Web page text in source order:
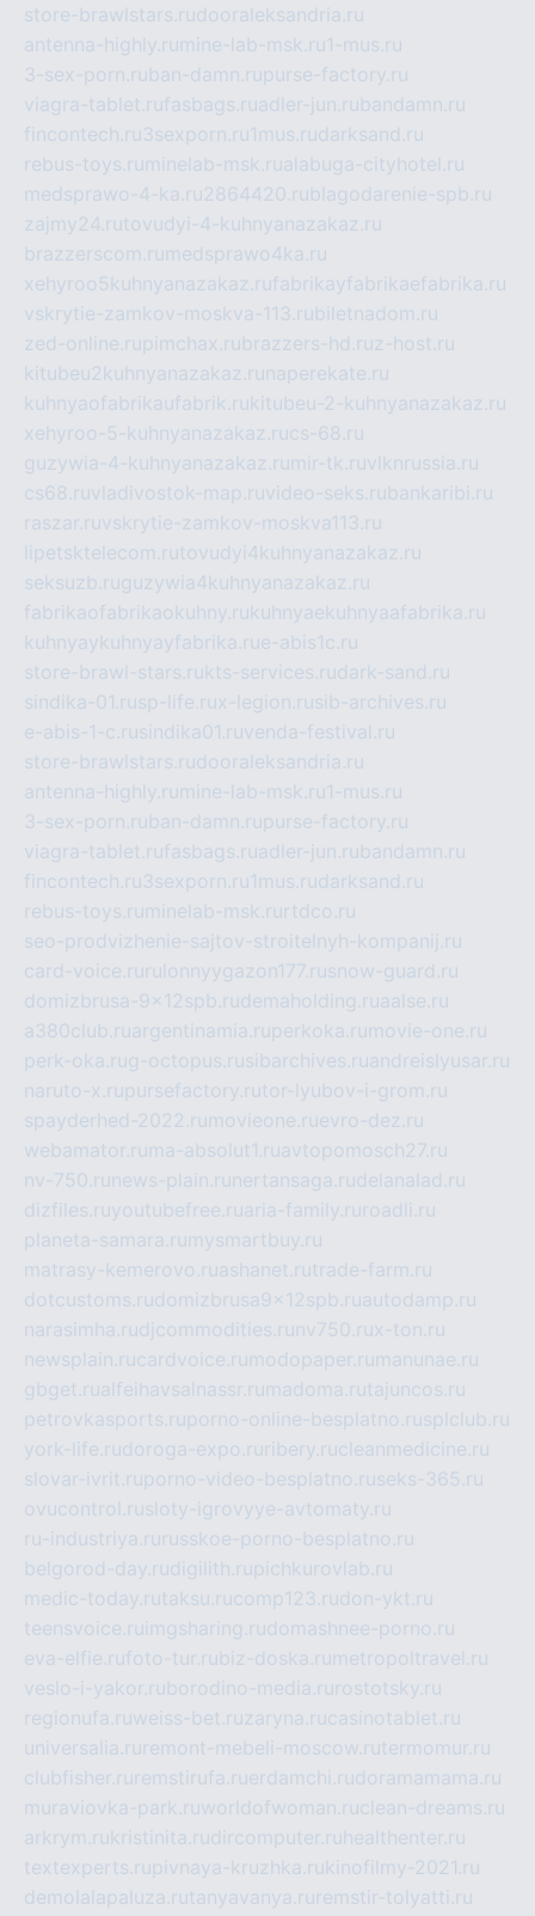
store-brawlstars.rudooraleksandria.ru
antenna-highly.ru mine-lab-msk.ru1-mus.ru
3-sex-porn.ruban-damn.rupurse-factory.ru
viagra-tablet.rufasbags.ruadler-jun.rubandamn.ru
fincontech.ru3sexporn.ru1mus.rudarksand.ru
rebus-toys.ru minelab-msk.rualabuga-cityhotel.ru
medsprawo-4-ka.ru2864420.rublagodarenie-spb.ru
zajmy24.rutovudyi-4-kuhnyanazakaz.ru
brazzerscom.ru medsprawo4ka.ru
xehyroo5kuhnyanazakaz.rufabrikayfabrikaefabrika.ru
vskrytie-zamkov-moskva-113.rubiletnadom.ru
zed-online.rupimchax.rubrazzers-hd.ruz-host.ru
kitubeu2kuhnyanazakaz.ru naperekate.ru
kuhnyaofabrikaufabrik.rukitubeu-2-kuhnyanazakaz.ru
xehyroo-5-kuhnyanazakaz.rucs-68.ru
guzywia-4-kuhnyanazakaz.ru mir-tk.ruvlknrussia.ru
cs68.ruvladivostok-map.ruvideo-seks.rubankaribi.ru
raszar.ruvskrytie-zamkov-moskva113.ru
lipetsktelecom.rutovudyi4kuhnyanazakaz.ru
seksuzb.ruguzywia4kuhnyanazakaz.ru
fabrikaofabrikaokuhny.rukuhnyaekuhnyaafabrika.ru
kuhnyaykuhnyayfabrika.rue-abis1c.ru
store-brawl-stars.rukts-services.rudark-sand.ru
sindika-01.rusp-life.rux-legion.rusib-archives.ru
e-abis-1-c.rusindika01.ruvenda-festival.ru
store-brawlstars.rudooraleksandria.ru
antenna-highly.ru mine-lab-msk.ru1-mus.ru
3-sex-porn.ruban-damn.rupurse-factory.ru
viagra-tablet.rufasbags.ruadler-jun.rubandamn.ru
fincontech.ru3sexporn.ru1mus.rudarksand.ru
rebus-toys.ru minelab-msk.ru rtdco.ru
seo-prodvizhenie-sajtov-stroitelnyh-kompanij.ru
card-voice.ru rulonnyygazon177.rusnow-guard.ru
domizbrusa-9x12spb.rudemaholding.ruaalse.ru
a380club.ruargentinamia.ruperkoka.ru movie-one.ru
perk-oka.rug-octopus.rusibarchives.ruandreislyusar.ru
naruto-x.rupursefactory.rutor-lyubov-i-grom.ru
spayderhed-2022.ru movieone.ruevro-dez.ru
webamator.ru ma-absolut1.ruavtopomosch27.ru
nv-750.ru news-plain.ru nertansaga.rudelanalad.ru
dizfiles.ruyoutubefree.ruaria-family.ru roadli.ru
planeta-samara.ru mysmartbuy.ru
matrasy-kemerovo.ruashanet.rutrade-farm.ru
dotcustoms.rudomizbrusa9x12spb.ruautodamp.ru
narasimha.rudjcommodities.ru nv750.rux-ton.ru
newsplain.rucardvoice.ru modopaper.ru manunae.ru
gbget.rualfeihavsalnassr.ru madoma.rutajuncos.ru
petrovkasports.ruporno-online-besplatno.rusplclub.ru
york-life.rudoroga-expo.ru ribery.rucleanmedicine.ru
slovar-ivrit.ruporno-video-besplatno.ruseks-365.ru
ovucontrol.rusloty-igrovyye-avtomaty.ru
ru-industriya.ru russkoe-porno-besplatno.ru
belgorod-day.rudigilith.rupichkurovlab.ru
medic-today.rutaksu.rucomp123.rudon-ykt.ru
teensvoice.ru imgsharing.rudomashnee-porno.ru
eva-elfie.rufoto-tur.rubiz-doska.ru metropoltravel.ru
veslo-i-yakor.ruborodino-media.ru rostotsky.ru
regionufa.ruweiss-bet.ruzaryna.rucasinotablet.ru
universalia.ru remont-mebeli-moscow.rutermomur.ru
clubfisher.ru remstirufa.ruerdamchi.rudoramamama.ru
muraviovka-park.ruworldofwoman.ruclean-dreams.ru
arkrym.rukristinita.rudircomputer.ru healthenter.ru
textexperts.rupivnaya-kruzhka.rukinofilmy-2021.ru
demolalapaluza.rutanyavanya.ru remstir-tolyatti.ru